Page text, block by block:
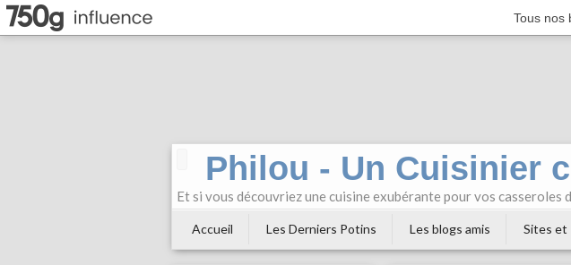
Tous nos
Philou - Un Cuisinier
Et si vous découvriez une cuisine exubérante pour vos casseroles
Accueil Les Derniers Potins Les blogs amis Sites et